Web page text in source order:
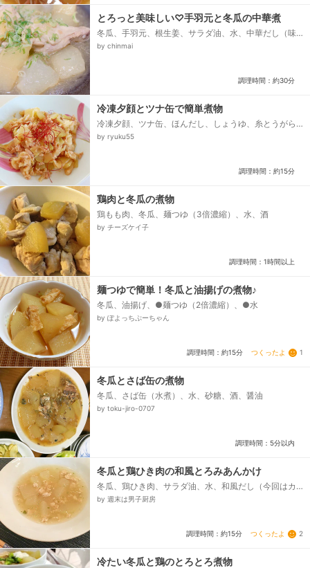
とろっと美味しい♡手羽元と冬瓜の中華煮
冬瓜、手羽元、根生姜、サラダ油、水、中華だし（味
覇）、しょうゆ、塩こしょう、片栗粉、溶き水、ごま
by chinmai
調理時間：約30分
冷凍夕顔とツナ缶で簡単煮物
冷凍夕顔、ツナ缶、ほんだし、しょうゆ、糸とうがら
し
by ryuku55
調理時間：約15分
鶏肉と冬瓜の煮物
鶏もも肉、冬瓜、麺つゆ（3倍濃縮）、水、酒
by チーズケイ子
調理時間：1時間以上
麺つゆで簡単！冬瓜と油揚げの煮物♪
冬瓜、油揚げ、●麺つゆ（2倍濃縮）、●水
by ぽよっちぷーちゃん
調理時間：約15分 つくったよ 1
冬瓜とさば缶の煮物
冬瓜、さば缶（水煮）、水、砂糖、酒、醤油
by toku-jiro-0707
調理時間：5分以内
冬瓜と鶏ひき肉の和風とろみあんかけ
冬瓜、鶏ひき肉、サラダ油、水、和風だし（今回はカ
ップうどんのスープ）、塩、醤油、片栗粉、水（とろ
by 週末は男子厨房
調理時間：約15分 つくったよ 2
冷たい冬瓜と鶏のとろとろ煮物